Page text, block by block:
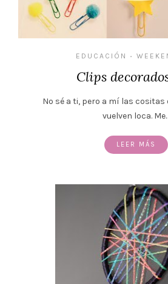
EDUCACIÓN •
Clips
No sé a ti, pero a mí las cositas
vuelven loca.
LEER MÁS